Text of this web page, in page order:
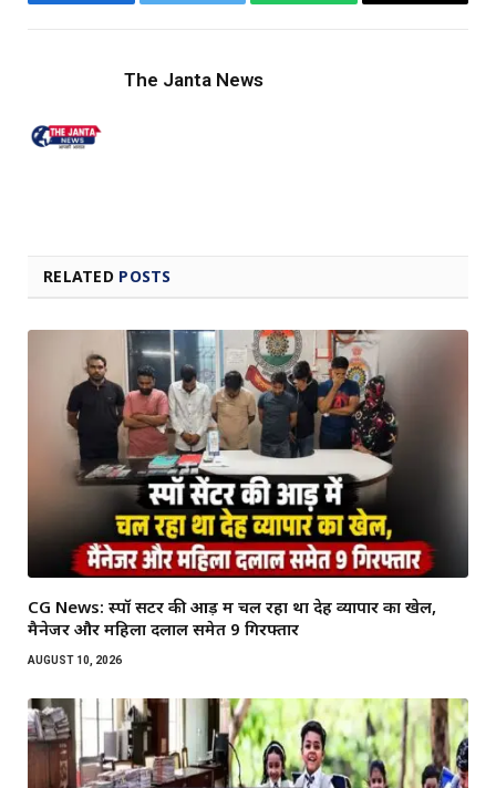
The Janta News
RELATED POSTS
CG News: स्पॉ सेंटर की आड़ में चल रहा था देह व्यापार का खेल,
मैनेजर और महिला दलाल समेत 9 गिरफ्तार
AUGUST 10, 2026